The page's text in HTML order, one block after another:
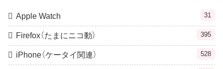
Apple Watch 31
Firefox（たまにニコ動） 395
iPhone（ケータイ関連） 528